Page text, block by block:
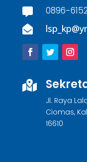
 0896-


Jl. Raya
Ciomas,
16610